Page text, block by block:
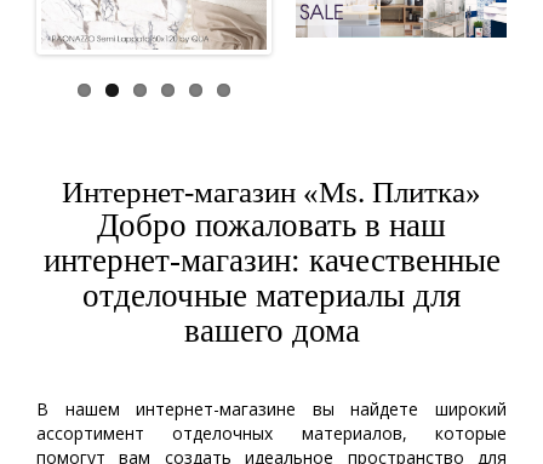
Интернет-магазин «Ms. Плитка»
Добро пожаловать в наш
интернет-магазин: качественные
отделочные материалы для
вашего дома
В нашем интернет-магазине вы найдете широкий
ассортимент отделочных материалов, которые
помогут вам создать идеальное пространство для